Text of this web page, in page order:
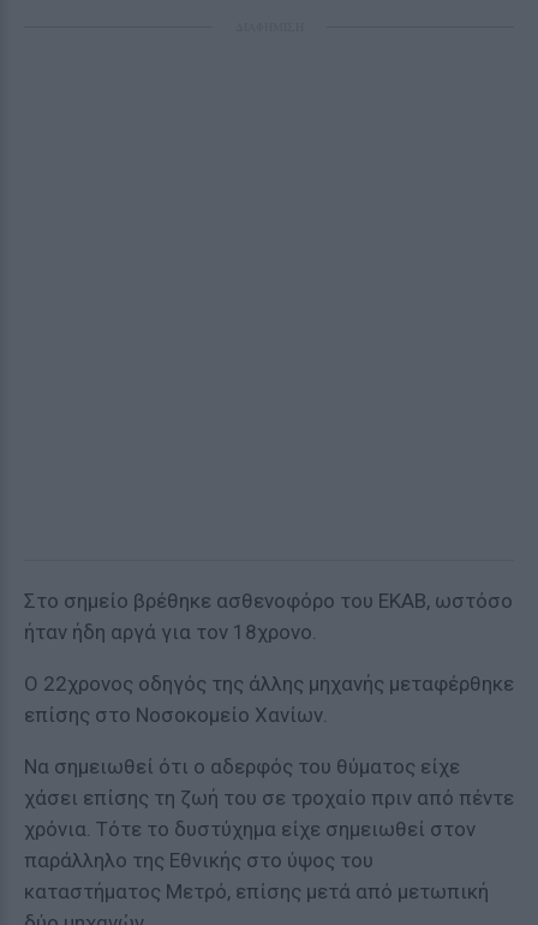
Στο σημείο βρέθηκε ασθενοφόρο του ΕΚΑΒ, ωστόσο
ήταν ήδη αργά για τον 18χρονο.
Ο 22χρονος οδηγός της άλλης μηχανής μεταφέρθηκε
επίσης στο Νοσοκομείο Χανίων.
Να σημειωθεί ότι ο αδερφός του θύματος είχε
χάσει επίσης τη ζωή του σε τροχαίο πριν από πέντε
χρόνια. Τότε το δυστύχημα είχε σημειωθεί στον
παράλληλο της Εθνικής στο ύψος του
καταστήματος Μετρό, επίσης μετά από μετωπική